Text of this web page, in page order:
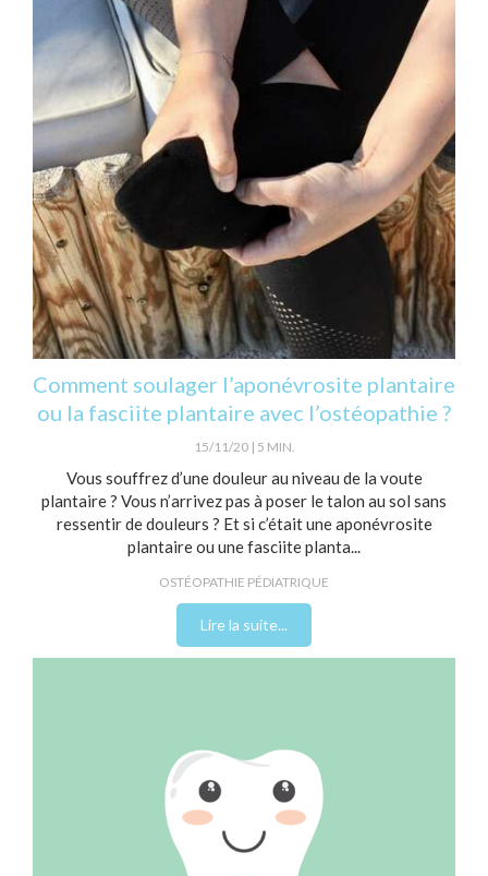
Comment soulager l’aponévrosite plantaire
ou la fasciite plantaire avec l’ostéopathie ?
15/11/20 5 MIN.
Vous souffrez d’une douleur au niveau de la voute
plantaire ? Vous n’arrivez pas à poser le talon au sol sans
ressentir de douleurs ? Et si c’était une aponévrosite
plantaire ou une fasciite planta...
OSTÉOPATHIE PÉDIATRIQUE
Lire la suite...